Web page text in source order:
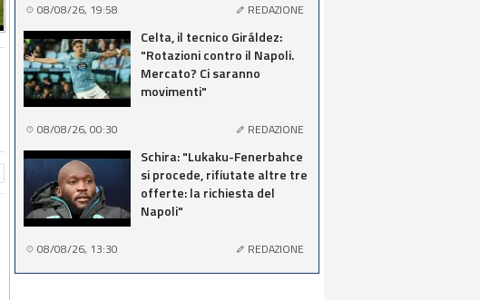
08/08/26, 19:58 REDAZIONE
Celta, il tecnico Giráldez:
"Rotazioni contro il Napoli.
Mercato? Ci saranno
movimenti"
08/08/26, 00:30 REDAZIONE
Schira: "Lukaku-Fenerbahce
si procede, rifiutate altre tre
offerte: la richiesta del
Napoli"
08/08/26, 13:30 REDAZIONE